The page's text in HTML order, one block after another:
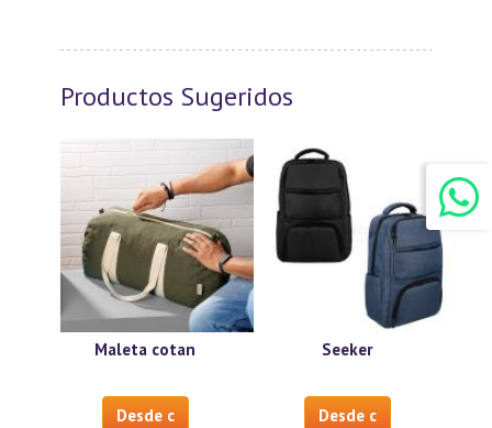
Productos Sugeridos
Maleta cotan
Desde c
Seeker
Desde c